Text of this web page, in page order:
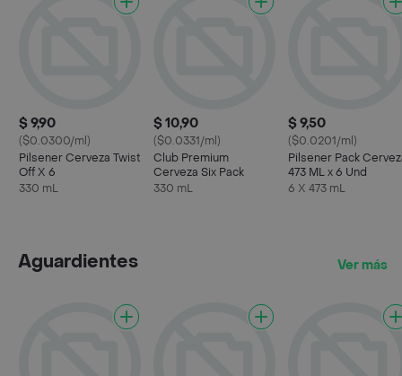
$ 9,90
($0.0300/ml)
Pilsener Cerveza Twist
Off X 6
330 mL
$ 10,90
($0.0331/ml)
Club Premium
Cerveza Six Pack
330 mL
$ 9,50
($0.0201/ml)
Pilsener Pack
473 ML x 6 Und
6 X 473 mL
Aguardientes Ver más